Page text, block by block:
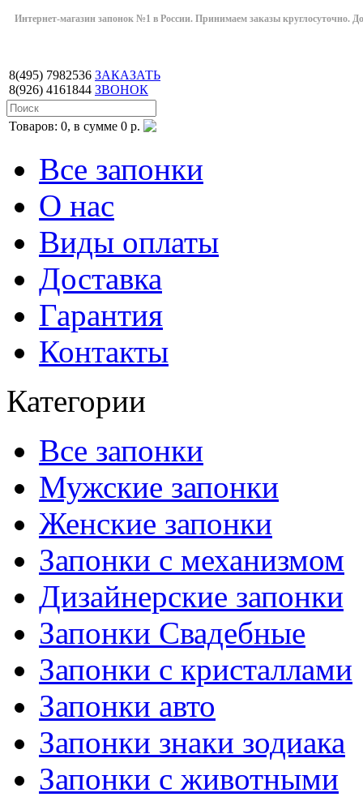
Интернет-магазин запонок №1 в России. Принимаем заказы круглосуточно.
8(495) 7982536
8(926) 4161844
ЗАКАЗАТЬ
ЗВОНОК
Товаров: 0, в сумме 0 р.
Все запонки
О нас
Виды оплаты
Доставка
Гарантия
Контакты
Категории
Все запонки
Мужские запонки
Женские запонки
Запонки с механизмом
Дизайнерские запонки
Запонки Свадебные
Запонки с кристаллами
Запонки авто
Запонки знаки зодиака
Запонки с животными